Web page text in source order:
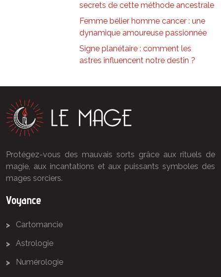
secrets de cette méthode ancestrale
Femme bélier homme cancer : une
dynamique amoureuse passionnée
Signe planétaire : comment les
astres influencent notre destin ?
Protégez-vous des mauvais sorts grâce aux rituels de
magie, aux incantations et aux puissants symboles des
mages sorciers.
Voyance
Cartomancie
Astrologie
Numérologie